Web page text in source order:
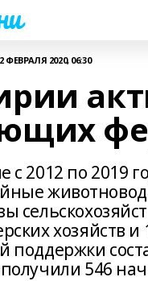
ФЕВРАЛЯ 2020, 06:30
с 2012 по
хозяйств
поддержки
получили 546